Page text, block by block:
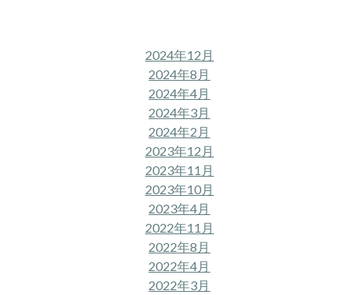
2024年12月
2024年8月
2024年4月
2024年3月
2024年2月
2023年12月
2023年11月
2023年10月
2023年4月
2022年11月
2022年8月
2022年4月
2022年3月